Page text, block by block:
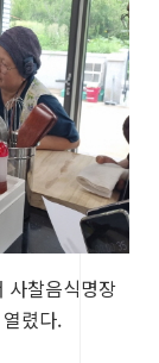
사찰음식명장
렸다.